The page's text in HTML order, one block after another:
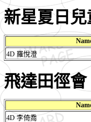
新星夏日兒
4D 羅悅澄
飛達田徑
4D 李倚喬